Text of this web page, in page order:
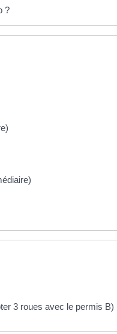
?
3 roues avec le permis B)